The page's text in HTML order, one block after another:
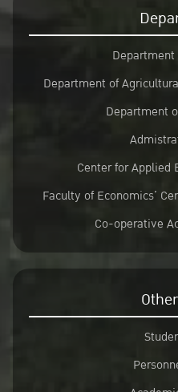
Department of
Department
Center for Applied
Faculty of Economics’
Co-operative